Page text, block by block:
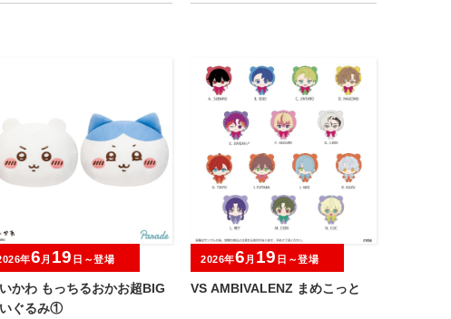
かわ もっちるおかお超BIG
ぐるみ①
年6 月 19 日～登場
VS AMBIVALENZ まめこっと
2026年6 月 19 日～登場